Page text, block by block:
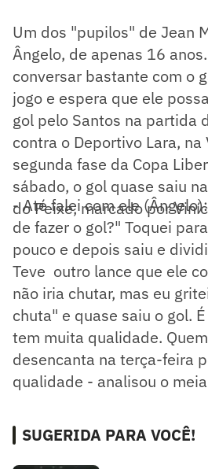
Um dos "pupilos" de Jean
Ângelo, de apenas 16
conversar bastante com o
jogo e espera que ele
gol pelo Santos na partida
contra o Deportivo Lara, na
segunda fase da Copa
sábado, o gol quase saiu
do Peixe, marcado por
- Até falei com ele
de fazer o gol?" Toquei
pouco e depois saiu e
Teve outro lance que ele
não iria chutar, mas eu
chuta" e quase saiu o gol.
tem muita qualidade.
desencanta na terça-feira
qualidade - analisou o
SUGERIDA PARA VOCÊ!